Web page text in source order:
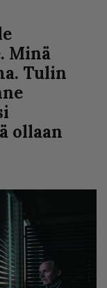
Minä
Tulin
ollaan